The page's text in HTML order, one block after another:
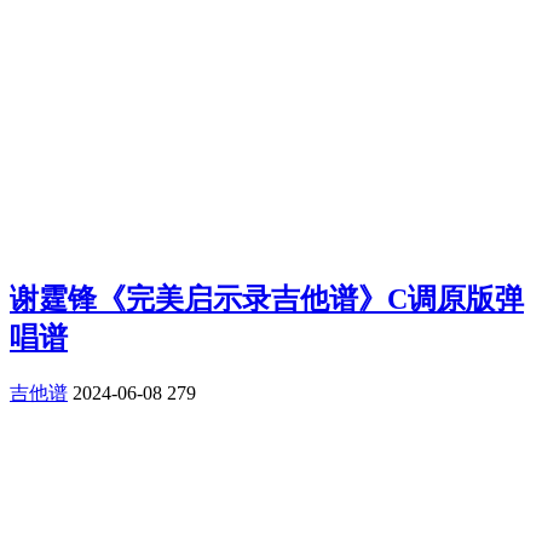
谢霆锋《完美启示录吉他谱》C调原版弹
唱谱
吉他谱 2024-06-08 279